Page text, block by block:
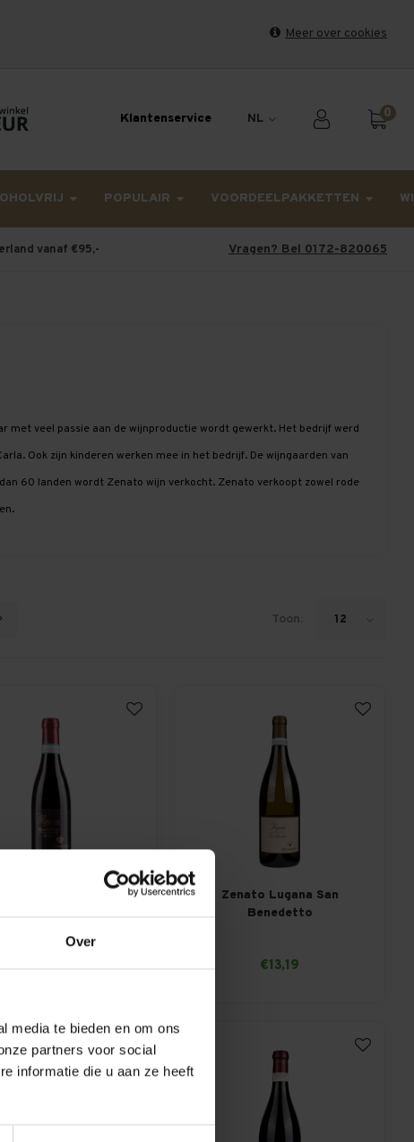
Over
media te bieden en om ons
partners voor social
informatie die u aan ze heeft
Meer over cookies
en maandag worden dinsdag verzonden.
Klantenservice NL 0
POPULAIR VOORDEELPAKKETTEN
vanaf €95,- Vragen? Bel 0172-820065
met veel passie aan de wijnproductie wordt gewerkt. Het bedrijf werd
Ook zijn kinderen werken mee in het bedrijf. De wijngaarden van
60 landen wordt Zenato wijn verkocht. Zenato verkoopt zowel rode
Toon: 12
€12,25
Per fles: €12,49
Zenato Lugana San
Benedetto
€13,19